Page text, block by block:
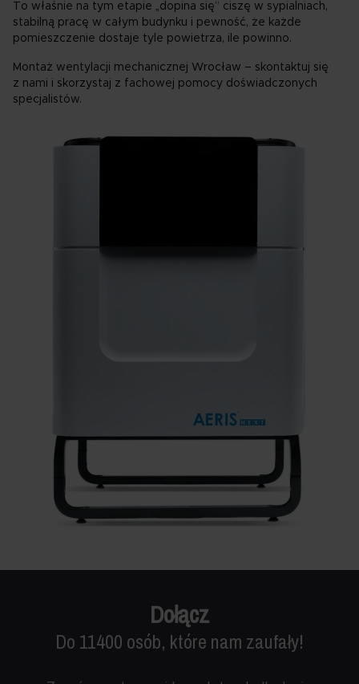
To właśnie na tym etapie „dopina się” ciszę w sypialniach,
stabilną pracę w całym budynku i pewność, że każde
pomieszczenie dostaje tyle powietrza, ile powinno.
Montaż wentylacji mechanicznej Wrocław – skontaktuj się
z nami i skorzystaj z fachowej pomocy doświadczonych
specjalistów.
Dołącz
Do 11400 osób, które nam zaufały!